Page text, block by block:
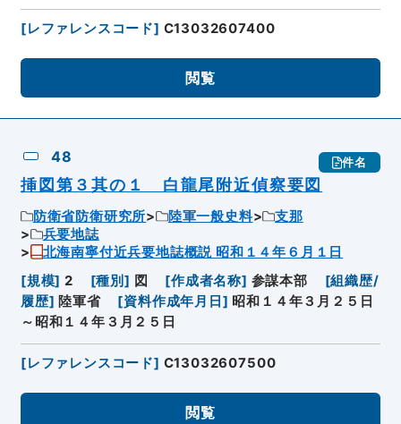
[レファレンスコード] C13032607400
閲覧
48 件名
挿図第３其の１ 白龍尾附近偵察要図
防衛省防衛研究所 陸軍一般史料
支那
兵要地誌
北海南寧付近兵要地誌概説 昭和１４年６月１日
[規模] 2 [種別 ] 図 [作成者名称] 参謀本部 [組織歴/
履歴] 陸軍省 [資料作成年月日 ] 昭和１４年３月２５日
～昭和１４年３月２５日
[レファレンスコード] C13032607500
閲覧